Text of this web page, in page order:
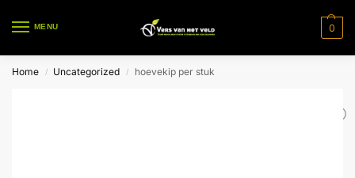
MENU 0
Home / Uncategorized / hoevekip per stuk